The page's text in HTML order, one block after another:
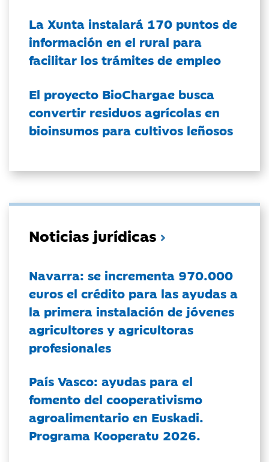
La Xunta instalará 170 puntos de
información en el rural para
facilitar los trámites de empleo
El proyecto BioChargae busca
convertir residuos agrícolas en
bioinsumos para cultivos leñosos
Noticias jurídicas
Navarra: se incrementa 970.000
euros el crédito para las ayudas a
la primera instalación de jóvenes
agricultores y agricultoras
profesionales
País Vasco: ayudas para el
fomento del cooperativismo
agroalimentario en Euskadi.
Programa Kooperatu 2026.